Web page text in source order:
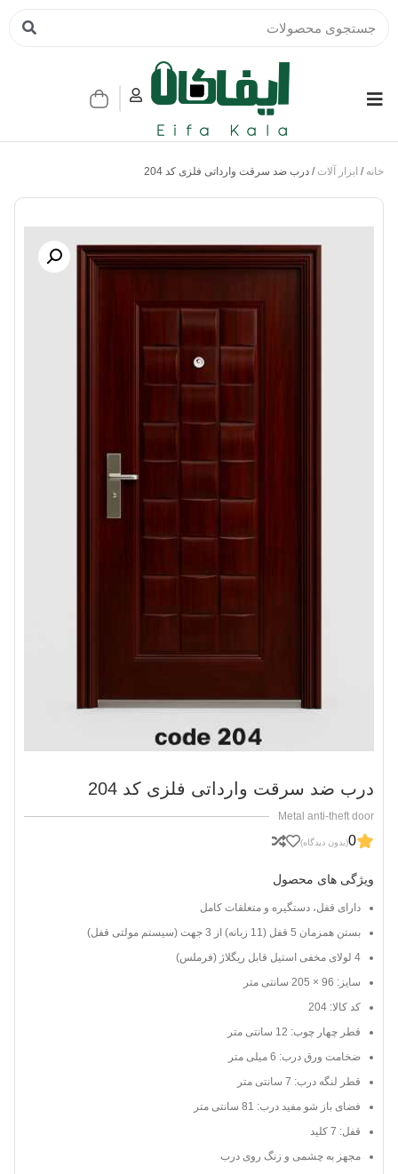
خانه / ابزار آلات / درب ضد سرقت وارداتی فلزی کد 204
درب ضد سرقت وارداتی فلزی کد 204
Metal anti-theft door
0(بدون دیدگاه)
ویژگی های محصول
دارای قفل، دستگیره و متعلقات کامل
بستن همزمان 5 قفل (11 زبانه) از 3 جهت (سیستم مولتی قفل)
4 لولای مخفی استیل قابل ریگلاژ (فرملس)
سایز: 96 × 205 سانتی متر
کد کالا: 204
قطر چهار چوب: 12 سانتی متر
ضخامت ورق درب: 6 میلی متر
قطر لنگه درب: 7 سانتی متر
فضای باز شو مفید درب: 81 سانتی متر
قفل: 7 کلید
مجهز به چشمی و زنگ روی درب